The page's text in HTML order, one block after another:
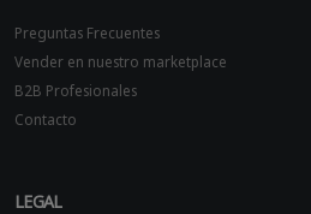
Preguntas Frecuentes
Vender en nuestro marketplace
B2B Profesionales
Contacto
LEGAL